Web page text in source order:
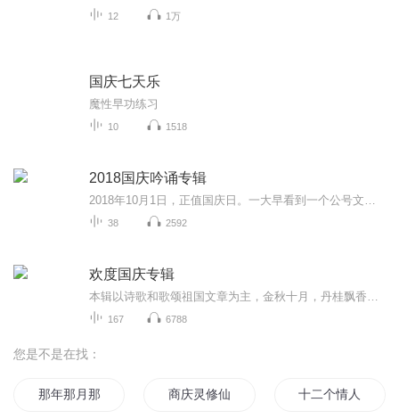
12 1万
国庆七天乐
魔性早功练习
10 1518
2018国庆吟诵专辑
38 2592
欢度国庆专辑
167 6788
您是不是在找：
那年那月那时节 商庆灵修仙实录 十二个情人节